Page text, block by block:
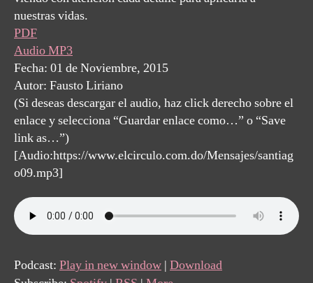
nuestras vidas.
PDF
Audio MP3
Fecha: 01 de Noviembre, 2015
Autor: Fausto Liriano
(Si deseas descargar el audio, haz click derecho sobre el
enlace y selecciona “Guardar enlace como…” o “Save
link as…”)
[Audio:https://www.elcirculo.com.do/Mensajes/santiag
o09.mp3]
Podcast: Play in new window | Download